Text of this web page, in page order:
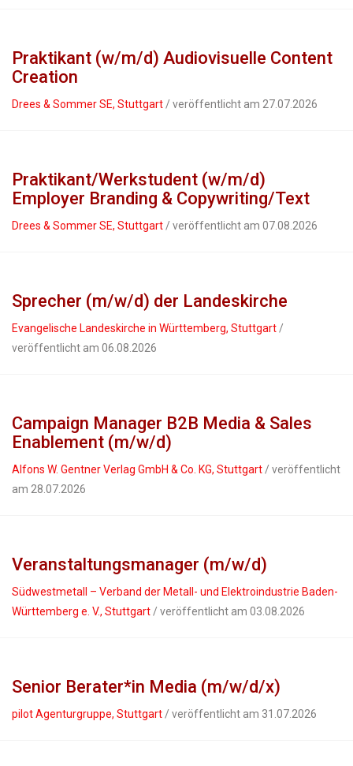
Praktikant (w/m/d) Audiovisuelle Content
Creation
Drees & Sommer SE, Stuttgart / veröffentlicht am 27.07.2026
Praktikant/Werkstudent (w/m/d)
Employer Branding & Copywriting/Text
Drees & Sommer SE, Stuttgart / veröffentlicht am 07.08.2026
Sprecher (m/w/d) der Landeskirche
Evangelische Landeskirche in Württemberg, Stuttgart /
veröffentlicht am 06.08.2026
Campaign Manager B2B Media & Sales
Enablement (m/w/d)
Alfons W. Gentner Verlag GmbH & Co. KG, Stuttgart / veröffentlicht
am 28.07.2026
Veranstaltungsmanager (m/w/d)
Südwestmetall – Verband der Metall- und Elektroindustrie Baden-
Württemberg e. V., Stuttgart / veröffentlicht am 03.08.2026
Senior Berater*in Media (m/w/d/x)
pilot Agenturgruppe, Stuttgart / veröffentlicht am 31.07.2026